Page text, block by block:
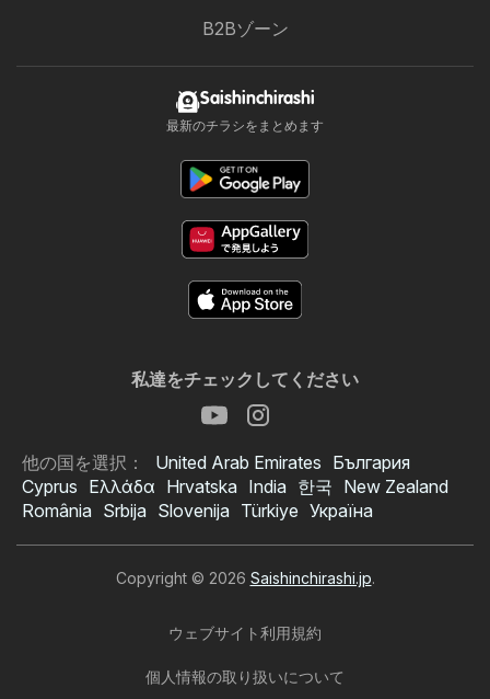
B2Bゾーン
Saishinchirashi
最新のチラシをまとめます
私達をチェックしてください
他の国を選択： United Arab Emirates България
Cyprus Ελλάδα Hrvatska India 한국 New Zealand
România Srbija Slovenija Türkiye Україна
Copyright © 2026 Saishinchirashi.jp.
ウェブサイト利用規約
個人情報の取り扱いについて